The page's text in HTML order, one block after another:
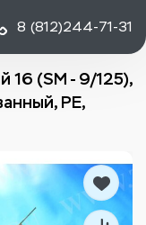
8 (812)244-71-31
16 (SМ - 9/125),
PE,